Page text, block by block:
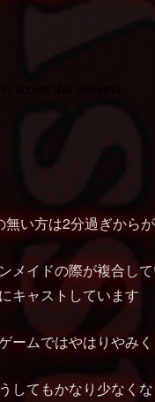
い方は2分過ぎから
メイドの際が複合し
キャストしています
ームではやはりやみ
してもかなり少なく